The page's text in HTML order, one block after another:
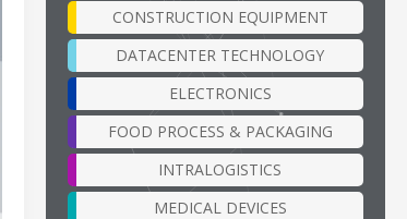
CONSTRUCTION EQUIPMENT
DATACENTER TECHNOLOGY
ELECTRONICS
FOOD PROCESS & PACKAGING
INTRALOGISTICS
MEDICAL DEVICES